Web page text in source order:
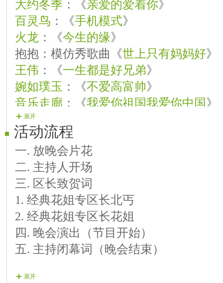
大约冬季 ：《亲爱的爱着你》
百灵鸟 ：《手机模式》
火龙 ：《今生的缘》
抱抱：模仿秀歌曲《世上只有妈妈好》
王伟 ：《一生都是好兄弟》
婉如璞玉 ：《不爱高富帅》
音乐走廊 ：《我爱你祖国我爱你中国 》
歌一生
抱抱：朗诵：《
随意：《逝去的青春》
柳絮：《心中的那颗星
国际米兰：《红尘苦恋》
抱抱：《主持中式婚礼片段》
西城：《星城》
易帆：《相思荷塘》
西风：《恋恋不忘》
展开
活动流程
一. 放晚会片花
二. 主持人开场
三. 区长致贺词
1. 经典花姐专区长北丐
2. 经典花姐专区长花姐
四. 晚会演出（节目开始）
五. 主持闭幕词（晚会结束）
展开